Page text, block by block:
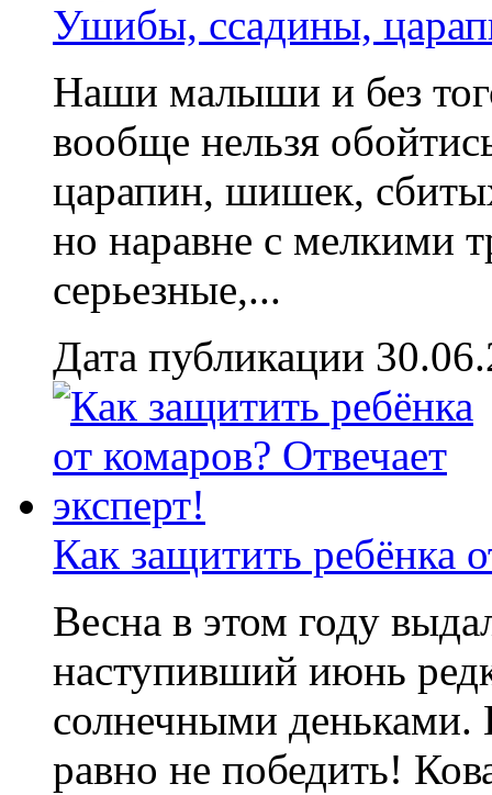
Ушибы, ссадины,
Наши малыши и без
вообще нельзя
царапин, шишек,
но наравне с мелкими
серьезные,...
Дата публикации
Как защитить ребёнка
Весна в этом году
наступивший июнь
солнечными деньками.
равно не победить!